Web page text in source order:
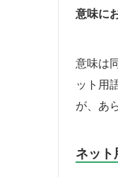
意味に
意味は
ット用
が、あ
ネット